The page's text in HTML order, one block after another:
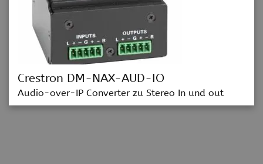
Crestron DM-NAX-AUD-IO
Audio-over-IP Converter zu Stereo In und out